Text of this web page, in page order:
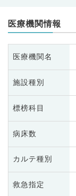
医療機関情報
医療機関名
施設種別
標榜科目
病床数
カルテ種別
救急指定